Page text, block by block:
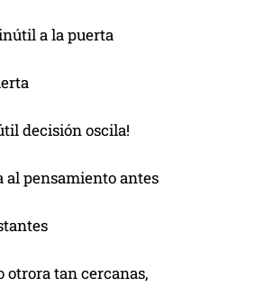
a la puerta
decisión oscila!
al pensamiento antes
otrora tan cercanas,